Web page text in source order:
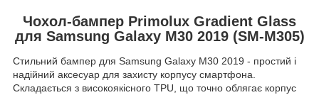
Чохол-бампер Primolux Gradient Glass
для Samsung Galaxy M30 2019 (SM-M305)
Стильний бампер для Samsung Galaxy M30 2019 - простий і
надійний аксесуар для захисту корпусу смартфона.
Складається з високоякісного TPU, що точно облягає корпус